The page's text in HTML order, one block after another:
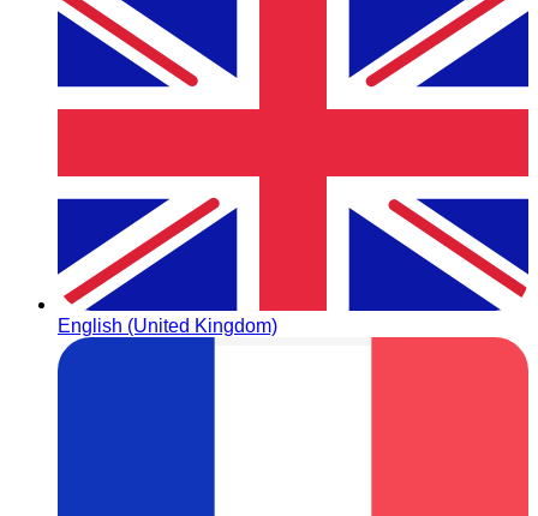
English (United Kingdom)